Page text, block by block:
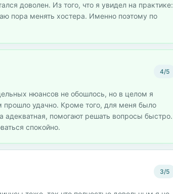
доволен. Из того, что я увидел на практике:
пора менять хостера. Именно поэтому по
4/5
нюансов не обошлось, но в целом я
прошло удачно. Кроме того, для меня было
адекватная, помогают решать вопросы быстро.
спокойно.
3/5